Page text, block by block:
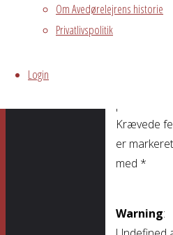
Om Avedørelejrens historie
Privatlivspolitik
Login
Krævede
er markeret
med *
Warning: